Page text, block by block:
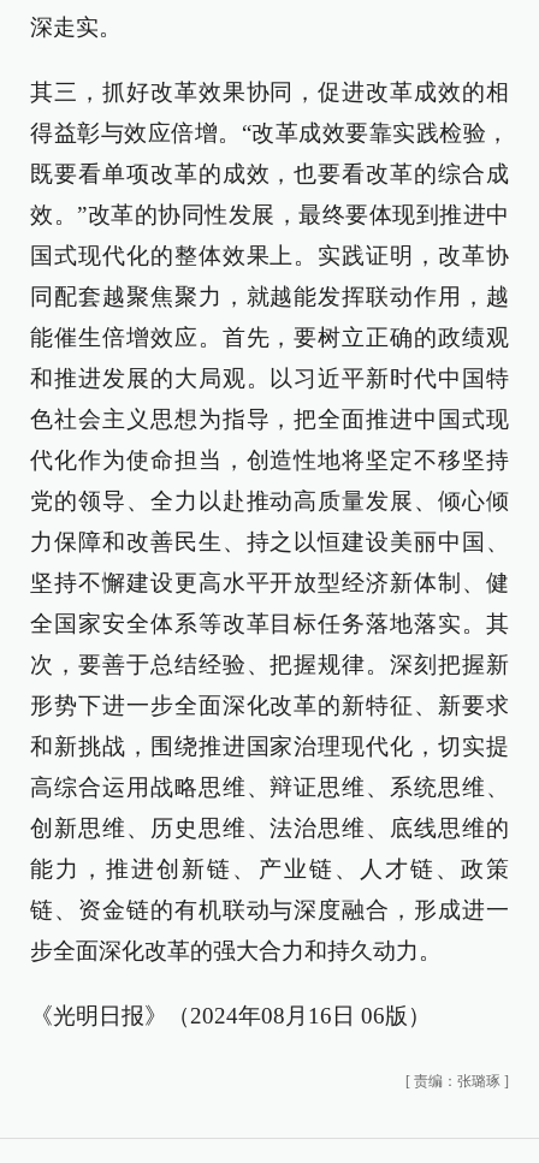
深走实。
其三，抓好改革效果协同，促进改革成效的相
得益彰与效应倍增。“改革成效要靠实践检验，
既要看单项改革的成效，也要看改革的综合成
效。”改革的协同性发展，最终要体现到推进中
国式现代化的整体效果上。实践证明，改革协
同配套越聚焦聚力，就越能发挥联动作用，越
能催生倍增效应。首先，要树立正确的政绩观
和推进发展的大局观。以习近平新时代中国特
色社会主义思想为指导，把全面推进中国式现
代化作为使命担当，创造性地将坚定不移坚持
党的领导、全力以赴推动高质量发展、倾心倾
力保障和改善民生、持之以恒建设美丽中国、
坚持不懈建设更高水平开放型经济新体制、健
全国家安全体系等改革目标任务落地落实。其
次，要善于总结经验、把握规律。深刻把握新
形势下进一步全面深化改革的新特征、新要求
和新挑战，围绕推进国家治理现代化，切实提
高综合运用战略思维、辩证思维、系统思维、
创新思维、历史思维、法治思维、底线思维的
能力，推进创新链、产业链、人才链、政策
链、资金链的有机联动与深度融合，形成进一
步全面深化改革的强大合力和持久动力。
《光明日报》（2024年08月16日 06版）
[ 责编：张璐琢 ]